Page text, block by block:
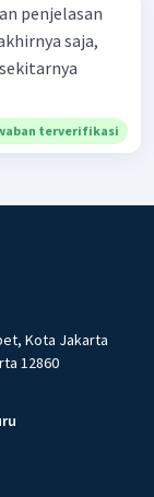
penjelasan
saja,
terverifikasi
Kota Jakarta
12860